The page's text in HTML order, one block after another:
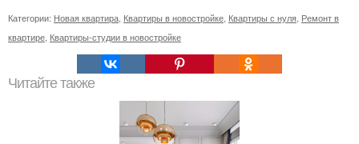
Категории: Новая квартира Квартиры в новостройке Квартиры с нуля Ремонт в
квартире Квартиры-студии в новостройке
Читайте также